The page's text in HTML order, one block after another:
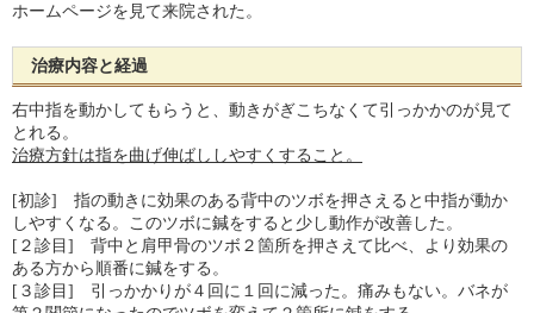
ホームページを見て来院された。
治療内容と経過
右中指を動かしてもらうと、動きがぎこちなくて引っかかのが見て
とれる。
治療方針は指を曲げ伸ばししやすくすること。
[初診] 指の動きに効果のある背中のツボを押さえると中指が動か
しやすくなる。このツボに鍼をすると少し動作が改善した。
[２診目] 背中と肩甲骨のツボ２箇所を押さえて比べ、より効果の
ある方から順番に鍼をする。
[３診目] 引っかかりが４回に１回に減った。痛みもない。バネが